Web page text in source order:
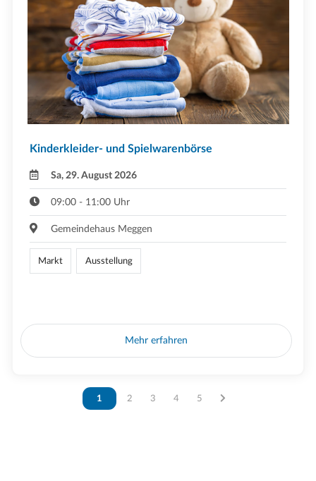
Kinderkleider- und Spielwarenbörse
Sa, 29. August 2026
09:00 - 11:00 Uhr
Gemeindehaus Meggen
Markt Ausstellung
Mehr erfahren
Vous êtes sur la page
1 Vous êtes sur la page
2 Vous êtes sur la page
3 Vous êtes sur la page
4 Vous êtes sur la page
5